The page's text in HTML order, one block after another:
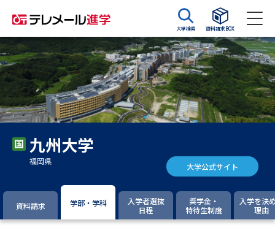
大学検索 資料請求BOX
資料請求 資料検索
大学・短大の資料種類から請求
大学パンフ
大学入学共通テスト利用選抜の
過去問題集
九州大学
福岡県 大学公式サイト
資料請求 学部・学科
入学者選抜
日程
奨学金・
特待生制度
入学を決
理由